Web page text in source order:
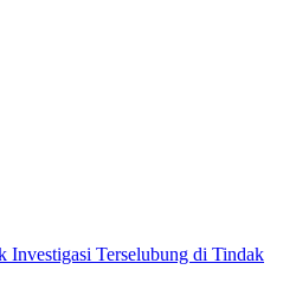
Terselubung di Tindak